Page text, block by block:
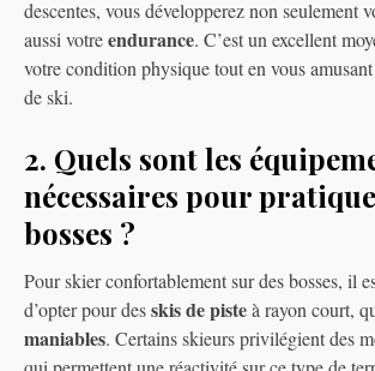
descentes, vous développerez non seulement
aussi votreendurance. C’est un excellent
votre condition physique tout en vous
de ski.
2. Quels sont les
nécessaires pour
bosses ?
Pour skier confortablement sur des bosses, il
d’opter pour desskis de pisteà rayon court,
maniables. Certains skieurs privilégient des